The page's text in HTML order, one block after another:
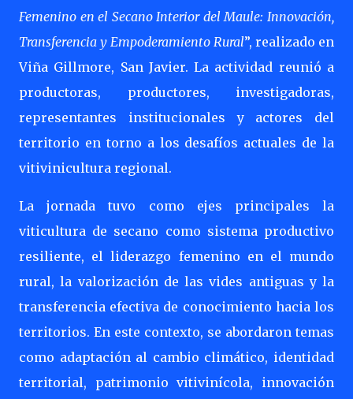
Femenino en el Secano Interior del Maule: Innovación,
Transferencia y Empoderamiento Rural”, realizado en
Viña Gillmore, San Javier. La actividad reunió a
productoras, productores, investigadoras,
representantes institucionales y actores del
territorio en torno a los desafíos actuales de la
vitivinicultura regional.
La jornada tuvo como ejes principales la
viticultura de secano como sistema productivo
resiliente, el liderazgo femenino en el mundo
rural, la valorización de las vides antiguas y la
transferencia efectiva de conocimiento hacia los
territorios. En este contexto, se abordaron temas
como adaptación al cambio climático, identidad
territorial, patrimonio vitivinícola, innovación